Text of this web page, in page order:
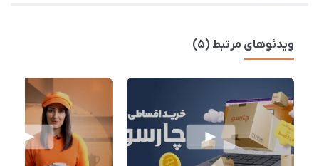
ویدئوهای مرتبط (5)